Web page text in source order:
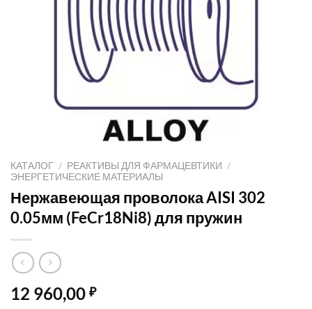
КАТАЛОГ / РЕАКТИВЫ ДЛЯ ФАРМАЦЕВТИКИ /
ЭНЕРГЕТИЧЕСКИЕ МАТЕРИАЛЫ
Нержавеющая проволока AISI 302
0.05мм (FeCr18Ni8) для пружин
12 960,00 ₽